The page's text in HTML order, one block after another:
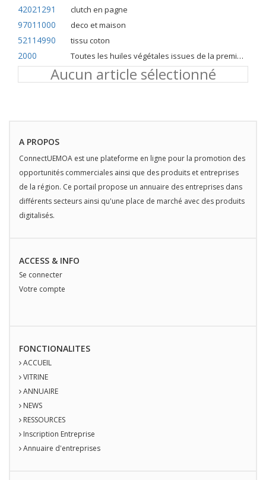
42021291 clutch en pagne
97011000 deco et maison
52114990 tissu coton
2000 Toutes les huiles végétales issues de la première pression à froid
Aucun article sélectionné
A PROPOS
ConnectUEMOA est une plateforme en ligne pour la promotion des
opportunités commerciales ainsi que des produits et entreprises
de la région. Ce portail propose un annuaire des entreprises dans
différents secteurs ainsi qu'une place de marché avec des produits
digitalisés.
ACCESS & INFO
Se connecter
Votre compte
FONCTIONALITES
ACCUEIL
VITRINE
ANNUAIRE
NEWS
RESSOURCES
Inscription Entreprise
Annuaire d'entreprises